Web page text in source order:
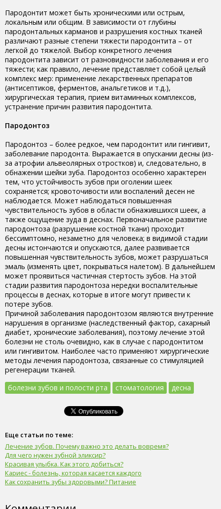
Пародонтит может быть хроническими или острым,
локальным или общим. В зависимости от глубины
пародонтальных карманов и разрушения костных тканей
различают разные степени тяжести пародонтита – от
легкой до тяжелой. Выбор конкретного лечения
пародонтита зависит от разновидности заболевания и его
тяжести; как правило, лечение представляет собой целый
комплекс мер: применение лекарственных препаратов
(антисептиков, ферментов, анальгетиков и т.д.),
хирургическая терапия, прием витаминных комплексов,
устранение причин развития пародонтита.
Пародонтоз
Пародонтоз – более редкое, чем пародонтит или гингивит,
заболевание пародонта. Выражается в опускании десны (из-
за атрофии альвеолярных отростков) и, следовательно, в
обнажении шейки зуба. Пародонтоз особенно характерен
тем, что устойчивость зубов при оголении шеек
сохраняется; кровоточивости или воспалений десен не
наблюдается. Может наблюдаться повышенная
чувствительность зубов в области обнажившихся шеек, а
также ощущение зуда в деснах. Первоначальное развитие
пародонтоза (разрушение костной ткани) проходит
бессимптомно, незаметно для человека; в видимой стадии
десны истончаются и опускаются, далее развивается
повышенная чувствительность зубов, может разрушаться
эмаль (изменять цвет, покрываться налетом). В дальнейшем
может проявиться частичная стертость зубов. На этой
стадии развития пародонтоза нередки воспалительные
процессы в деснах, которые в итоге могут привести к
потере зубов.
Причиной заболевания пародонтозом являются внутренние
нарушения в организме (наследственный фактор, сахарный
диабет, хронические заболевания), поэтому лечение этой
болезни не столь очевидно, как в случае с пародонтитом
или гингивитом. Наиболее часто применяют хирургические
методы лечения пародонтоза, связанные со стимуляцией
регенерации тканей.
болезни зубов и полости рта
стоматология десна
Еще статьи по теме:
Лечение зубов. Почему важно это делать вовремя?
Для чего нужен зубной эликсир?
Красивая улыбка. Как этого добиться?
Кариес - болезнь, которая касается каждого
Как сохранить зубы здоровыми? Питание